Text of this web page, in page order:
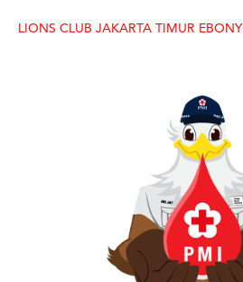
LIONS CLUB JAKARTA TIMUR EBONY